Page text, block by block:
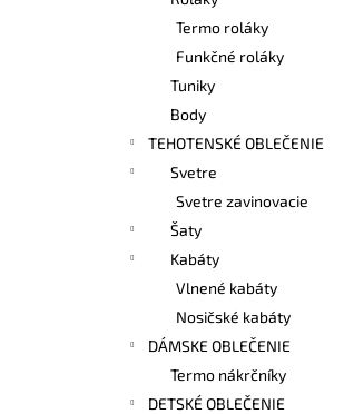
Termo roláky
Funkčné roláky
Tuniky
Body
TEHOTENSKÉ OBLEČENIE
Svetre
Svetre zavinovacie
Šaty
Kabáty
Vlnené kabáty
Nosičské kabáty
DÁMSKE OBLEČENIE
Termo nákrčníky
DETSKÉ OBLEČENIE
BAMBUSOVÉ TIELKO NA
€42,90